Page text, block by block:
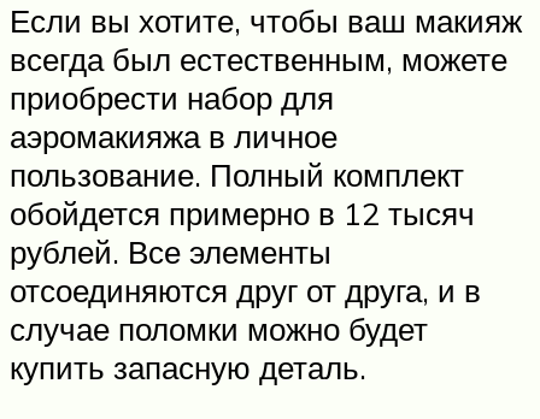
Если вы хотите, чтобы ваш макияж
всегда был естественным, можете
приобрести набор для
аэромакияжа в личное
пользование. Полный комплект
обойдется примерно в 12 тысяч
рублей. Все элементы
отсоединяются друг от друга, и в
случае поломки можно будет
купить запасную деталь.